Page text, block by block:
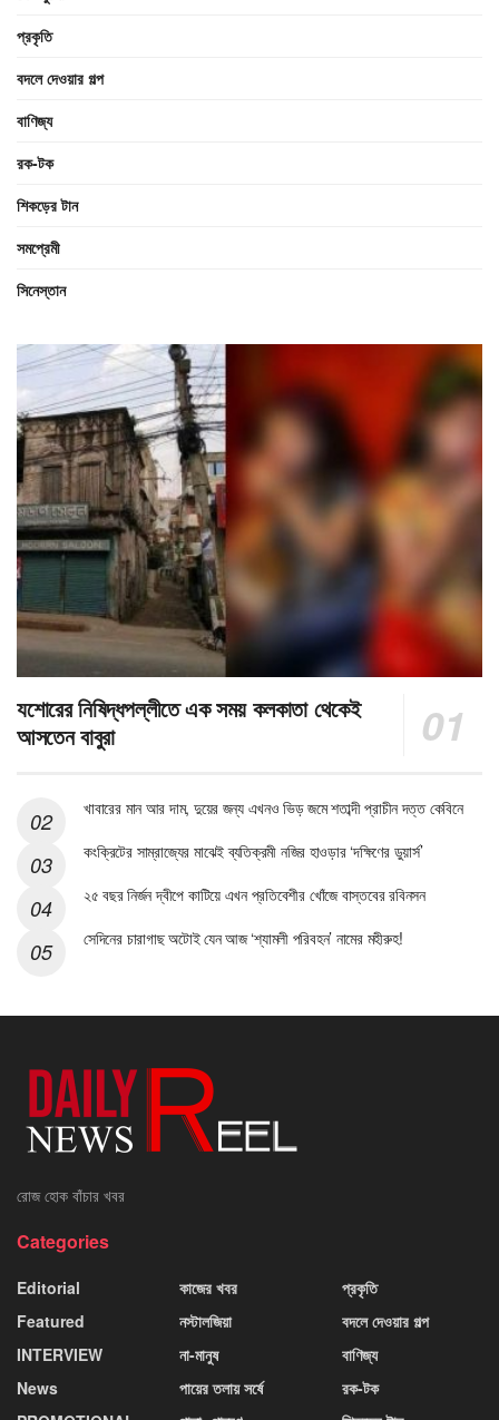
প্রকৃতি
বদলে দেওয়ার গল্প
বাণিজ্য
রক-টক
শিকড়ের টান
সমপ্রেমী
সিনেস্তান
যশোরের নিষিদ্ধপল্লীতে এক সময় কলকাতা থেকেই
আসতেন বাবুরা
খাবারের মান আর দাম, দুয়ের জন্য এখনও ভিড় জমে শতাব্দী প্রাচীন দত্ত কেবিনে
কংক্রিটের সাম্রাজ্যের মাঝেই ব্যতিক্রমী নজির হাওড়ার ‘দক্ষিণের ডুয়ার্স’
২৫ বছর নির্জন দ্বীপে কাটিয়ে এখন প্রতিবেশীর খোঁজে বাস্তবের রবিনসন
সেদিনের চারাগাছ অটোই যেন আজ ‘শ্যামলী পরিবহন’ নামের মহীরুহ!
রোজ হোক বাঁচার খবর
Categories
Editorial
Featured
INTERVIEW
News
কাজের খবর
নস্টালজিয়া
না-মানুষ
পায়ের তলায় সর্ষে
প্রকৃতি
বদলে দেওয়ার গল্প
বাণিজ্য
রক-টক